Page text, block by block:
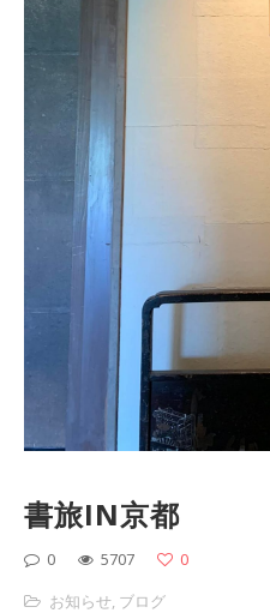
書旅IN京都
0 5707
0
お知らせ, ブログ